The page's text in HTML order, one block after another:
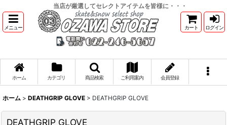
当店が厳選してセレクトアイテムを皆様に・・・
メニュー カート ログイン
ホーム カテゴリ 商品検索 ご利用案内 会員登録
ホーム > DEATHGRIP GLOVE > DEATHGRIP GLOVE
DEATHGRIP GLOVE